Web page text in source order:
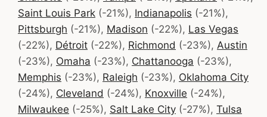
Saint Louis Park (-21%), Indianapolis (-21%),
Pittsburgh (-21%), Madison (-22%), Las Vegas
(-22%), Détroit (-22%), Richmond (-23%), Austin
(-23%), Omaha (-23%), Chattanooga (-23%),
Memphis (-23%), Raleigh (-23%), Oklahoma City
(-24%), Cleveland (-24%), Knoxville (-24%),
Milwaukee (-25%), Salt Lake City (-27%), Tulsa